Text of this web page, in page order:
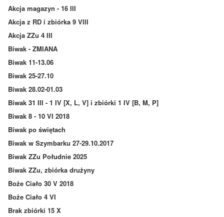
Akcja magazyn - 16 III
Akcja z RD i zbiórka 9 VIII
Akcja ZZu 4 III
Biwak - ZMIANA
Biwak 11-13.06
Biwak 25-27.10
Biwak 28.02-01.03
Biwak 31 III - 1 IV [X, L, V] i zbiórki 1 IV [B, M, P]
Biwak 8 - 10 VI 2018
Biwak po świętach
Biwak w Szymbarku 27-29.10.2017
Biwak ZZu Południe 2025
Biwak ZZu, zbiórka drużyny
Boże Ciało 30 V 2018
Boże Ciało 4 VI
Brak zbiórki 15 X